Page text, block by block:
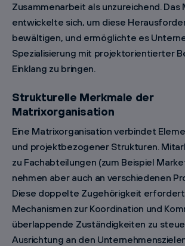
Zusammenarbeit als unzureichend. Das
entwickelte sich, um diese
bewältigen, und ermöglichte es
Spezialisierung mit projektorientierter
Einklang zu bringen.
Strukturelle Merkmale der
Matrixorganisation
Eine Matrixorganisation verbindet
und projektbezogener Strukturen.
zu Fachabteilungen (zum Beispiel
nehmen aber auch an verschiedenen
Diese doppelte Zugehörigkeit
Mechanismen zur Koordination und
überlappende Zuständigkeiten zu
Ausrichtung an den